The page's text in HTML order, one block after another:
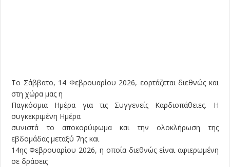
Το Σάββατο, 14 Φεβρουαρίου 2026, εορτάζεται διεθνώς και
στη χώρα μας η
Παγκόσμια Ημέρα για τις Συγγενείς Καρδιοπάθειες. Η
συγκεκριμένη Ημέρα
συνιστά το αποκορύφωμα και την ολοκλήρωση της
εβδομάδας μεταξύ 7ης και
14ης Φεβρουαρίου 2026, η οποία διεθνώς είναι αφιερωμένη
σε δράσεις